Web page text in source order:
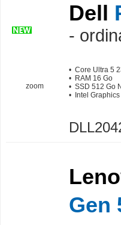
zoom
Dell
-
• Core Ultra 5
• RAM 16 Go
• SSD 512 Go
• Intel Graphics
Gen